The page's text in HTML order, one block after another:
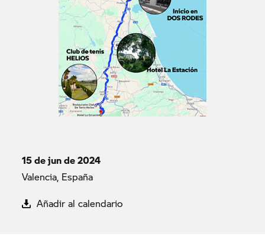
15 de jun de 2024
Valencia, España
Añadir al calendario